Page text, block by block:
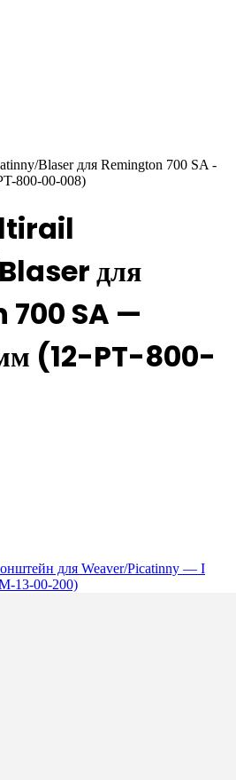
Blaser для Remington 700 SA -
800-00-008)
для
SA —
(12-PT-800-
для Weaver/Picatinny — I
13-00-200)